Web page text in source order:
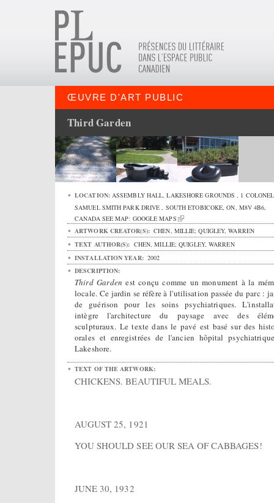
ŒUVRE D'ART PUBLIC
Third Garden
LOCATION: ASSEMBLY HALL, LAKESHORE GROUNDS , 1 COLONEL
SAMUEL SMITH PARK DRIVE, SOUTH ETOBICOKE,ON, M8V 4B6,
CANADA SEE MAP: GOOGLE MAPS
ARTWORK CREATOR(S): CHEN, MILLIE; QUIGLEY, WARREN
TEXT AUTHOR(S): CHEN, MILLIE; QUIGLEY, WARREN
INSTALLATION YEAR: 2002
DESCRIPTION:
Third Gardenest conçu comme un monument à la
locale. Ce jardin se réfère à l'utilisation passée du parc :
de guérison pour les soins psychiatriques.
intègre l'architecture du paysage avec des
sculpturaux. Le texte dans le pavé est basé sur des
orales et enregistrées de l'ancien hôpital
Lakeshore.
TEXT OF THE ARTWORK:
CHICKENS. BEAUTIFUL MEALS.
AUGUST 25, 1921
YOU SHOULD SEE OUR SEA OF CABBAGES!
JUNE 30, 1932